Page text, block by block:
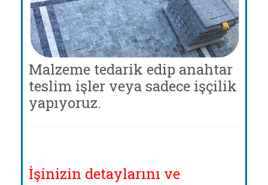
Malzeme tedarik edip anahtar
teslim işler veya sadece işçilik
yapıyoruz.
İşinizin detaylarını ve